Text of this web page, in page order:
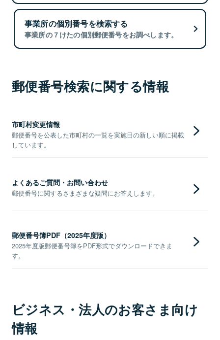
事業所の個別番号を検索する
事業所の７けたの個別郵便番号をお調べします。
郵便番号検索に関する情報
市町村変更情報
郵便番号を公表した市町村の一覧を実施日の新しい順に掲載
しています。
よくあるご質問・お問い合わせ
郵便番号に関するさまざまな疑問にお答えします。
郵便番号簿PDF（2025年度版）
2025年度版郵便番号簿をPDF形式でダウンロードできま
す。
ビジネス・法人のお客さま向け
情報